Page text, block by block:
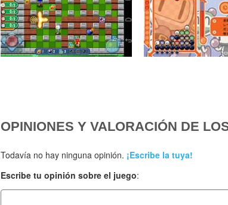
OPINIONES Y VALORACIÓN DE
Todavía no hay ninguna opinión. ¡Escribe la tuya!
Escribe tu opinión sobre el juego: